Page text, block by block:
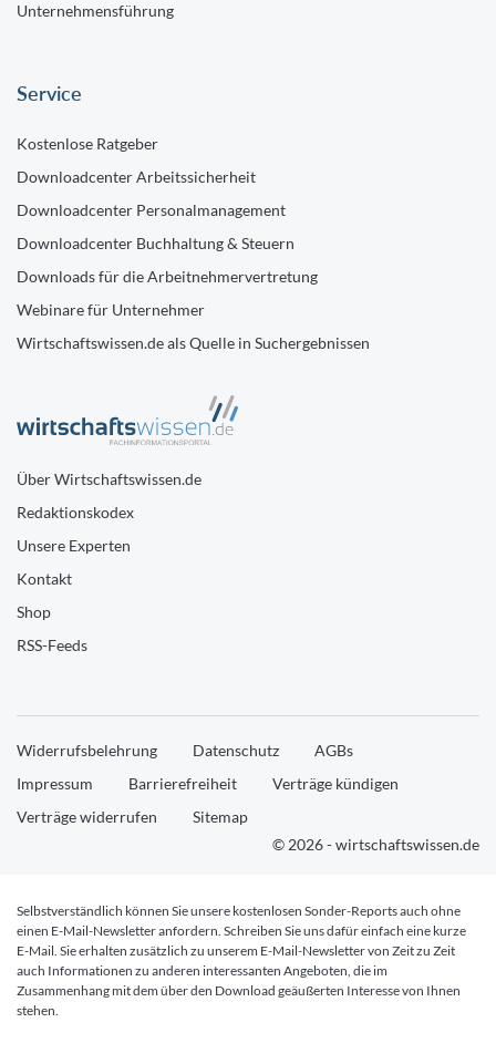
Unternehmensführung
Service
Kostenlose Ratgeber
Downloadcenter Arbeitssicherheit
Downloadcenter Personalmanagement
Downloadcenter Buchhaltung & Steuern
Downloads für die Arbeitnehmervertretung
Webinare für Unternehmer
Wirtschaftswissen.de als Quelle in Suchergebnissen
Über Wirtschaftswissen.de
Redaktionskodex
Unsere Experten
Kontakt
Shop
RSS-Feeds
Widerrufsbelehrung Datenschutz
AGBs
Impressum
Barrierefreiheit
Verträge kündigen
Verträge widerrufen
Sitemap
© 2026 - wirtschaftswissen.de
Selbstverständlich können Sie unsere kostenlosen Sonder-Reports auch ohne
einen E-Mail-Newsletter anfordern. Schreiben Sie uns dafür einfach eine kurze
E-Mail. Sie erhalten zusätzlich zu unserem E-Mail-Newsletter von Zeit zu Zeit
auch Informationen zu anderen interessanten Angeboten, die im
Zusammenhang mit dem über den Download geäußerten Interesse von Ihnen
stehen.